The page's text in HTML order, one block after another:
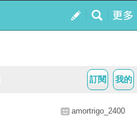
我的
訂閱
amortrigo_2400